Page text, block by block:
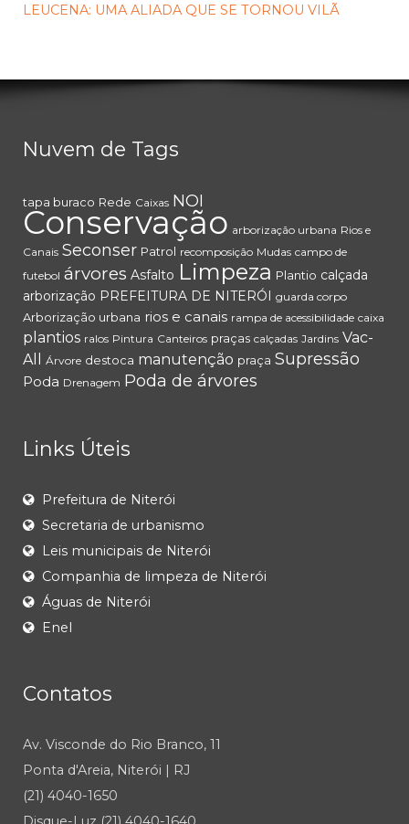
LEUCENA: UMA ALIADA QUE SE TORNOU VILÃ
Nuvem de Tags
tapa buraco Rede Caixas NOI
Conservação arborização urbana Rios e
Canais Seconser Patrol recomposição Mudas campo de
futebol árvores Asfalto Limpeza Plantio calçada
arborização PREFEITURA DE NITERÓI guarda corpo
Arborização urbana rios e canais rampa de acessibilidade caixa
plantios ralos Pintura Canteiros praças calçadas Jardins Vac-
All
Árvore destoca manutenção praça Supressão
Poda Drenagem Poda de árvores
Links Úteis
Prefeitura de Niterói
Secretaria de urbanismo
Leis municipais de Niterói
Companhia de limpeza de Niterói
Águas de Niterói
Enel
Contatos
Av. Visconde do Rio Branco, 11
Ponta d'Areia, Niterói | RJ
(21) 4040-1650